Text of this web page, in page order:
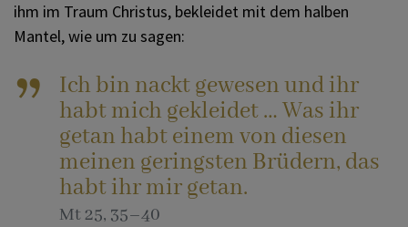
ihm im Traum Christus, bekleidet mit dem halben
Mantel, wie um zu sagen:
Ich bin nackt gewesen und ihr
habt mich gekleidet … Was ihr
getan habt einem von diesen
meinen geringsten Brüdern, das
habt ihr mir getan.
Mt 25, 35–40